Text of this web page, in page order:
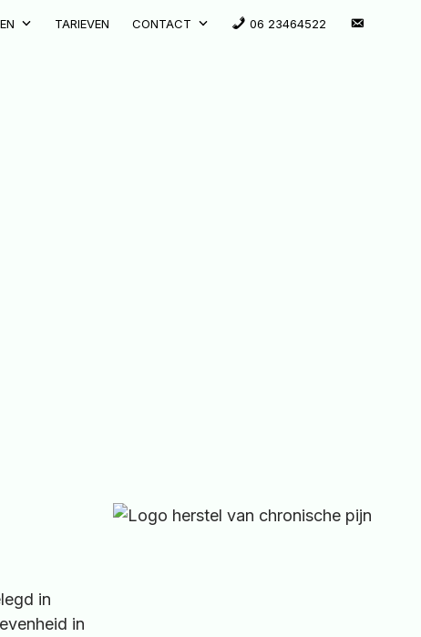
TARIEVEN CONTACT 06 23464522
in
in